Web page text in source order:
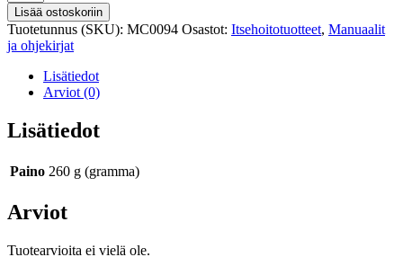
Treat
your
own
Back
määrä
Lisää ostoskoriin
Tuotetunnus (SKU): MC0094 Osastot: Itsehoitotuotteet, Manuaalit
ja ohjekirjat
Lisätiedot
Arviot (0)
Lisätiedot
Paino 260 g (gramma)
Arviot
Tuotearvioita ei vielä ole.